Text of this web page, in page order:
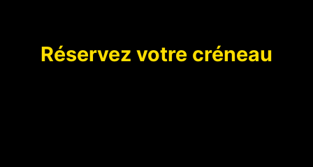
Réservez votre créneau